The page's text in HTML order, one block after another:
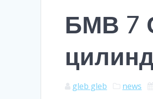
БМВ 7
gleb gleb news